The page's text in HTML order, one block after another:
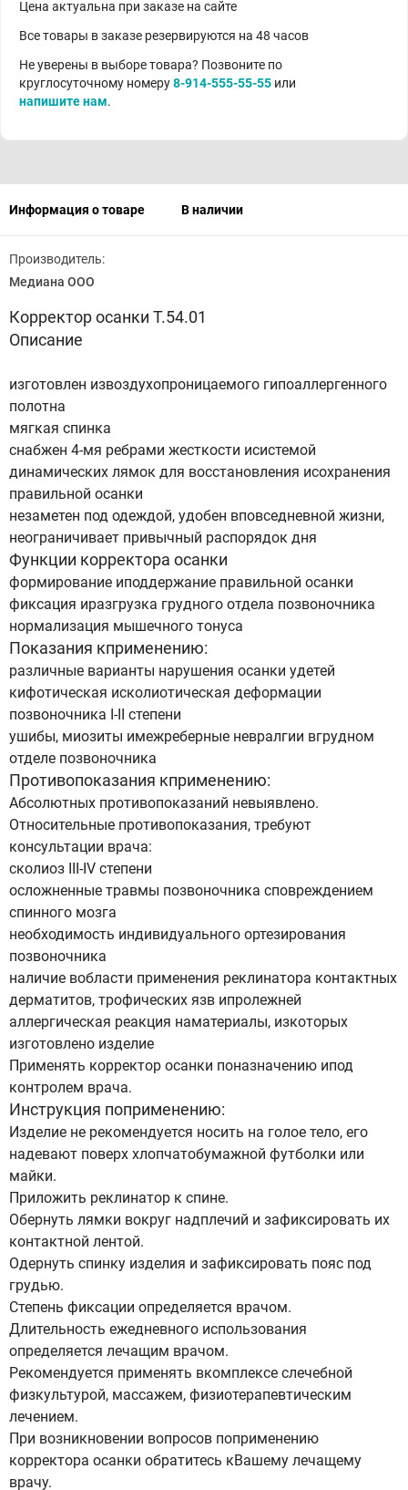
Цена актуальна при заказе на сайте
Все товары в заказе резервируются на 48 часов
Не уверены в выборе товара? Позвоните по
круглосуточному номеру8-914-555-55-55 или
напишите нам.
Информация о товаре В наличии
Производитель:
Медиана ООО
Корректор осанки Т.54.01
Описание
изготовлен извоздухопроницаемого гипоаллергенного
полотна
мягкая спинка
снабжен 4-мя ребрами жесткости исистемой
динамических лямок для восстановления исохранения
правильной осанки
незаметен под одеждой, удобен вповседневной жизни,
неограничивает привычный распорядок дня
Функции корректора осанки
формирование иподдержание правильной осанки
фиксация иразгрузка грудного отдела позвоночника
нормализация мышечного тонуса
Показания кприменению:
различные варианты нарушения осанки удетей
кифотическая исколиотическая деформации
позвоночника I-II степени
ушибы, миозиты имежреберные невралгии вгрудном
отделе позвоночника
Противопоказания кприменению:
Абсолютных противопоказаний невыявлено.
Относительные противопоказания, требуют
консультации врача:
сколиоз III-IV степени
осложненные травмы позвоночника сповреждением
спинного мозга
необходимость индивидуального ортезирования
позвоночника
наличие вобласти применения реклинатора контактных
дерматитов, трофических язв ипролежней
аллергическая реакция наматериалы, изкоторых
изготовлено изделие
Применять корректор осанки поназначению ипод
контролем врача.
Инструкция поприменению:
Изделие не рекомендуется носить на голое тело, его
надевают поверх хлопчатобумажной футболки или
майки.
Приложить реклинатор к спине.
Обернуть лямки вокруг надплечий и зафиксировать их
контактной лентой.
Одернуть спинку изделия и зафиксировать пояс под
грудью.
Степень фиксации определяется врачом.
Длительность ежедневного использования
определяется лечащим врачом.
Рекомендуется применять вкомплексе слечебной
физкультурой, массажем, физиотерапевтическим
лечением.
При возникновении вопросов поприменению
корректора осанки обратитесь кВашему лечащему
врачу.